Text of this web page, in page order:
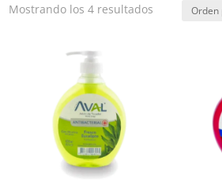
Mostrando los 4 resultados